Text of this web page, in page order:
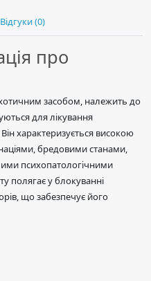
Відгуки (0)
про
засобом, належить до
для лікування
характеризується високою
бредовими станами,
психопатологічними
полягає у блокуванні
що забезпечує його